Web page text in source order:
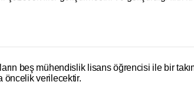
beş mühendislik lisans öğrencisi ile bir
öncelik verilecektir.